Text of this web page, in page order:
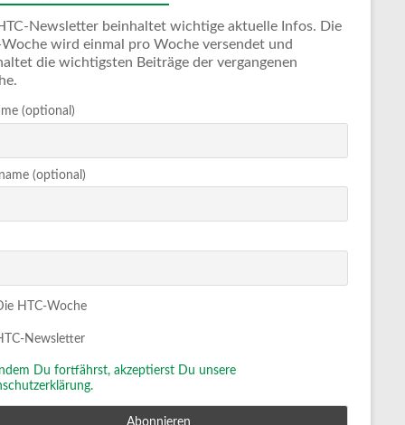
Newsletter beinhaltet wichtige aktuelle Infos. Die
Woche wird einmal pro Woche versendet und
die wichtigsten Beiträge der vergangenen
(optional)
(optional)
HTC-Woche
Newsletter
Indem Du fortfährst, akzeptierst Du unsere